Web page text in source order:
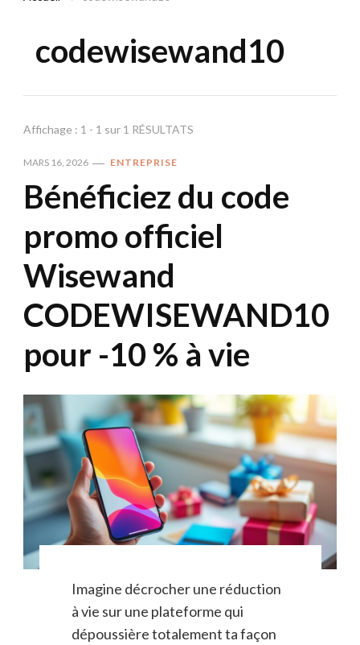
codewisewand10
Affichage : 1 - 1 sur 1 RÉSULTATS
MARS 16, 2026 ENTREPRISE
Bénéficiez du code
promo officiel
Wisewand
CODEWISEWAND10
pour -10 % à vie
Imagine décrocher une réduction
à vie sur une plateforme qui
dépoussière totalement ta façon